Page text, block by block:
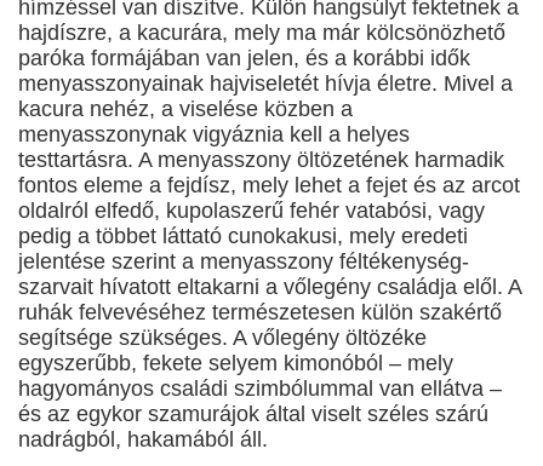
hímzéssel van díszítve. Külön hangsúlyt fektetnek a
hajdíszre, a kacurára, mely ma már kölcsönözhető
paróka formájában van jelen, és a korábbi idők
menyasszonyainak hajviseletét hívja életre. Mivel a
kacura nehéz, a viselése közben a
menyasszonynak vigyáznia kell a helyes
testtartásra. A menyasszony öltözetének harmadik
fontos eleme a fejdísz, mely lehet a fejet és az arcot
oldalról elfedő, kupolaszerű fehér vatabósi, vagy
pedig a többet láttató cunokakusi, mely eredeti
jelentése szerint a menyasszony féltékenység-
szarvait hívatott eltakarni a vőlegény családja elől. A
ruhák felvevéséhez természetesen külön szakértő
segítsége szükséges. A vőlegény öltözéke
egyszerűbb, fekete selyem kimonóból – mely
hagyományos családi szimbólummal van ellátva –
és az egykor szamurájok által viselt széles szárú
nadrágból, hakamából áll.